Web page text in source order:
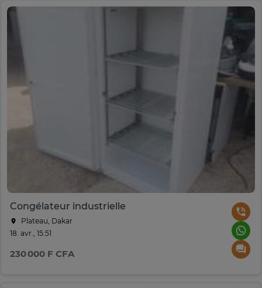
Congélateur industrielle
Plateau, Dakar
18. avr., 15:51
230 000 F CFA